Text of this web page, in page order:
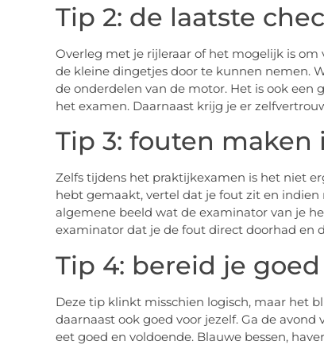
Tip 2: de laatste
Overleg met je rijleraar of het mogelijk is
de kleine dingetjes door te kunnen nemen.
de onderdelen van de motor. Het is ook een
het examen. Daarnaast krijg je er
Tip 3: fouten maken
Zelfs tijdens het praktijkexamen is het niet
hebt gemaakt, vertel dat je fout zit en
algemene beeld wat de examinator van je
examinator dat je de fout direct doorhad en
Tip 4: bereid je
Deze tip klinkt misschien logisch, maar het
daarnaast ook goed voor jezelf. Ga de
eet goed en voldoende. Blauwe bessen,